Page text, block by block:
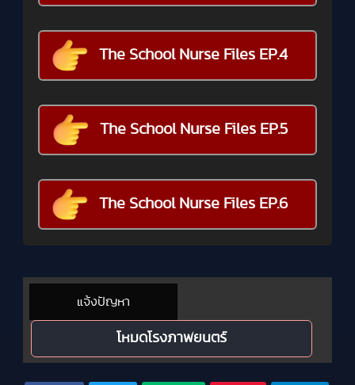
The School Nurse Files EP.4
The School Nurse Files EP.5
The School Nurse Files EP.6
แจ้งปัญหา
โหมดโรงภาพยนตร์